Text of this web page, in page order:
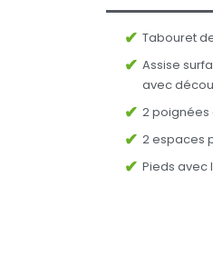
Tabouret
Assise
avec
2
2 espaces
Pieds avec